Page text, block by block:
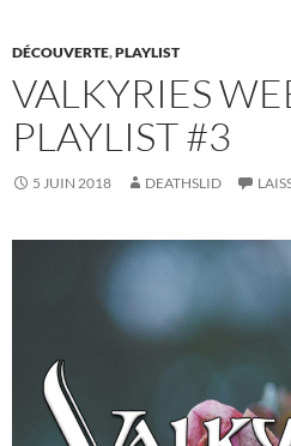
DÉCOUVERTE,PLAYLIST
VALKYRIES
PLAYLIST #3
5 JUIN 2018 DEATHSLID